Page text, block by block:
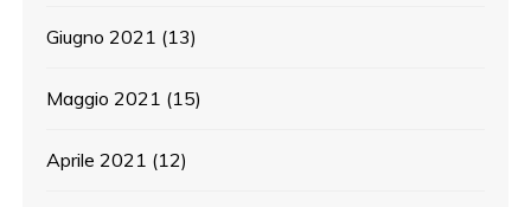
Giugno 2021 (13)
Maggio 2021 (15)
Aprile 2021 (12)